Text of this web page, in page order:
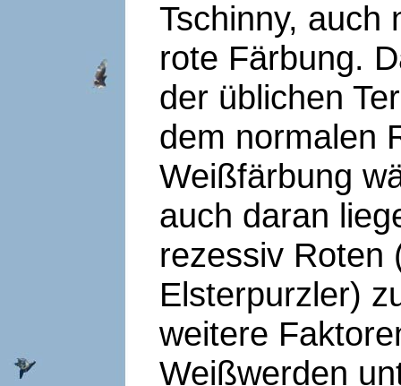
Tschinny, auch
rote Färbung.
der üblichen
dem normalen
Weißfärbung
auch daran
rezessiv Roten
Elsterpurzler)
weitere
Weißwerden